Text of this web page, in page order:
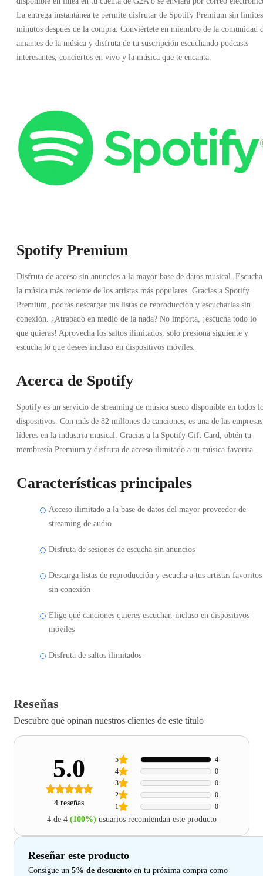
La entrega instantánea te permite disfrutar de Spotify Premium sin límites
minutos después de la compra. Conviértete en miembro de la comunidad
amantes de la música y disfruta de tu suscripción escuchando podcasts
interesantes, conciertos en vivo y la música que te encanta.
Spotify Premium
Disfruta de acceso sin anuncios a la mayor base de datos musical. Escucha
la música más reciente de los artistas más populares. Gracias a Spotify
Premium, podrás descargar tus listas de reproducción y escucharlas sin
conexión. ¿Atrapado en medio de la nada? No importa, ¡escucha todo lo
que quieras! Aprovecha los saltos ilimitados, solo presiona siguiente y
escucha lo que desees incluso en dispositivos móviles.
Acerca de Spotify
Spotify es un servicio de streaming de música sueco disponible en todos
dispositivos. Con más de 82 millones de canciones, es una de las empresas
líderes en la industria musical. Gracias a la Spotify Gift Card, obtén tu
membresía Premium y disfruta de acceso ilimitado a tu música favorita.
Características principales
Acceso ilimitado a la base de datos del mayor proveedor de
streaming de audio
Disfruta de sesiones de escucha sin anuncios
Descarga listas de reproducción y escucha a tus artistas favoritos
sin conexión
Elige qué canciones quieres escuchar, incluso en dispositivos
móviles
Disfruta de saltos ilimitados
Reseñas
Descubre qué opinan nuestros clientes de este título
5.0
4 reseñas 1 0
2 0
3 0
4 0
5 4
4 de 4 (100%) usuarios recomiendan este producto
Reseñar este producto
Consigue un 5% de descuento en tu próxima compra como